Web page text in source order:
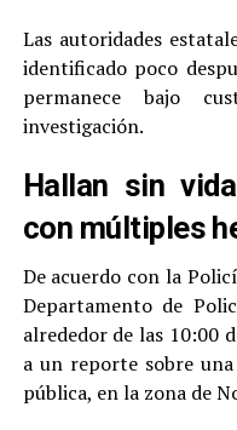
Las autoridades
identificado poco
permanece bajo
investigación.
Hallan sin
con múltiples
De acuerdo con la
Departamento de
alrededor de las 10:00
a un reporte sobre
pública, en la zona de